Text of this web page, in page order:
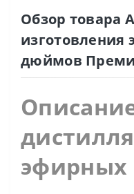
Обзор товара
изготовления
дюймов
эфирных